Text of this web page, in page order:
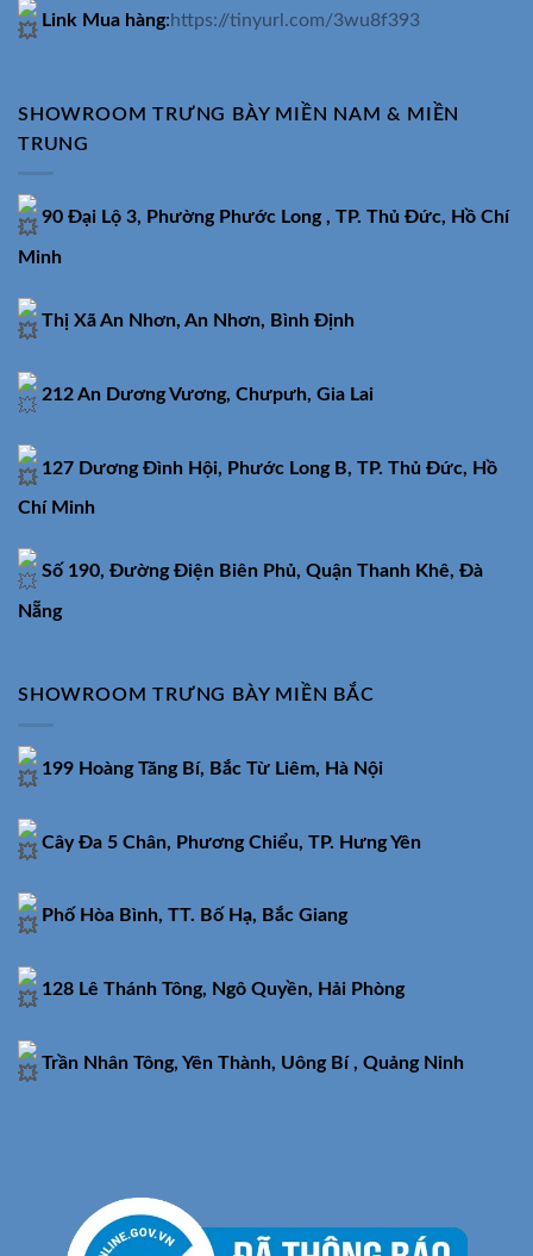
Link Mua hàng:https://tinyurl.com/3wu8f393
SHOWROOM TRƯNG BÀY MIỀN NAM & MIỀN
TRUNG
90 Đại Lộ 3, Phường Phước Long , TP. Thủ Đức, Hồ Chí
Minh
Thị Xã An Nhơn, An Nhơn, Bình Định
212 An Dương Vương, Chưpưh, Gia Lai
127 Dương Đình Hội, Phước Long B, TP. Thủ Đức, Hồ
Chí Minh
Số 190, Đường Điện Biên Phủ, Quận Thanh Khê, Đà
Nẵng
SHOWROOM TRƯNG BÀY MIỀN BẮC
199 Hoàng Tăng Bí, Bắc Từ Liêm, Hà Nội
Cây Đa 5 Chân, Phương Chiểu, TP. Hưng Yên
Phố Hòa Bình, TT. Bố Hạ, Bắc Giang
128 Lê Thánh Tông, Ngô Quyền, Hải Phòng
Trần Nhân Tông, Yên Thành, Uông Bí , Quảng Ninh